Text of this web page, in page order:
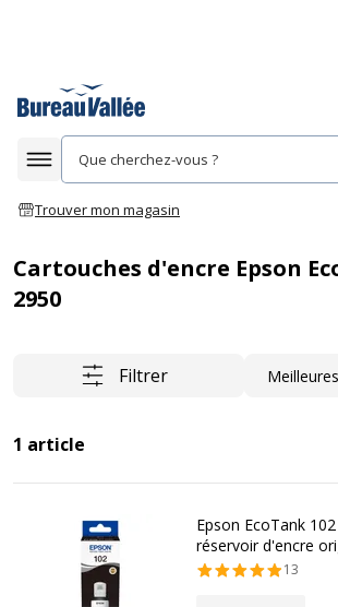
Afficher la navigation
Trouver mon magasin
Cartouches d'encre Epson
2950
Filtrer Trier
1 article
Epson EcoTank
réservoir d'encre
13